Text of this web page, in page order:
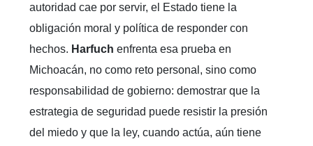
autoridad cae por servir, el Estado tiene la
obligación moral y política de responder con
hechos. Harfuch enfrenta esa prueba en
Michoacán, no como reto personal, sino como
responsabilidad de gobierno: demostrar que la
estrategia de seguridad puede resistir la presión
del miedo y que la ley, cuando actúa, aún tiene